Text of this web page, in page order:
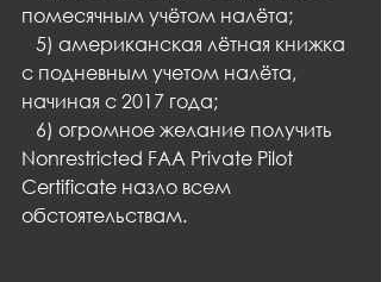
помесячным учётом налёта;
с подневным учетом налёта,
начиная с 2017 года;
Nonrestricted FAA Private Pilot
Certificate назло всем
обстоятельствам.